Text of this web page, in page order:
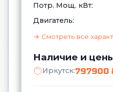
Потр. Мощ. кВт:
Двигатель:
→ Смотреть все
Наличие и
Иркутск:797900